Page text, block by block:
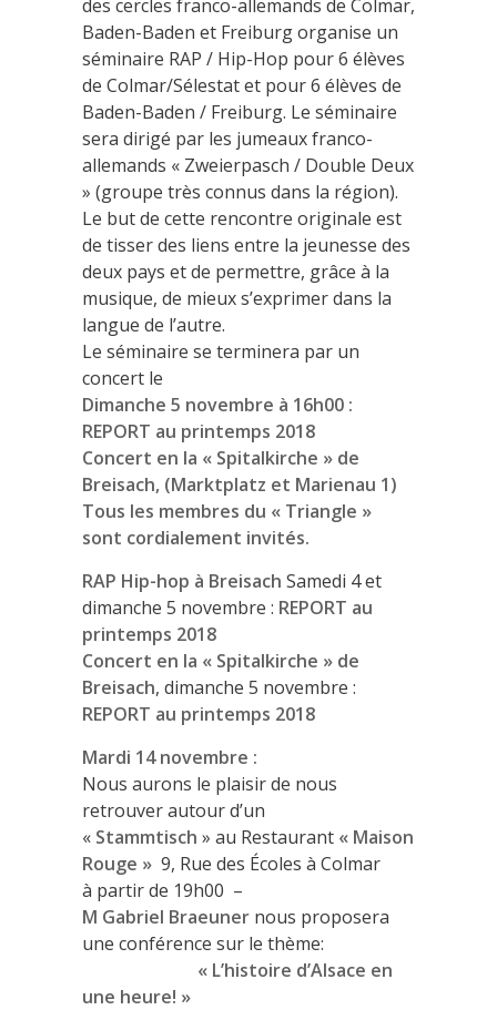
des cercles franco-allemands de Colmar,
Baden-Baden et Freiburg organise un
séminaire RAP / Hip-Hop pour 6 élèves
de Colmar/Sélestat et pour 6 élèves de
Baden-Baden / Freiburg. Le séminaire
sera dirigé par les jumeaux franco-
allemands « Zweierpasch / Double Deux
» (groupe très connus dans la région).
Le but de cette rencontre originale est
de tisser des liens entre la jeunesse des
deux pays et de permettre, grâce à la
musique, de mieux s’exprimer dans la
langue de l’autre.
Le séminaire se terminera par un
concert le
Dimanche 5 novembre à 16h00 :
REPORT au printemps 2018
Concert en la « Spitalkirche » de
Breisach, (Marktplatz et Marienau 1)
Tous les membres du « Triangle »
sont cordialement invités.
RAP Hip-hop à Breisach Samedi 4 et
dimanche 5 novembre : REPORT au
printemps 2018
Concert en la « Spitalkirche » de
Breisach, dimanche 5 novembre :
REPORT au printemps 2018
Mardi 14 novembre :
Nous aurons le plaisir de nous
retrouver autour d’un
« Stammtisch » au Restaurant « Maison
Rouge » 9, Rue des Écoles à Colmar
à partir de 19h00 –
M Gabriel Braeuner nous proposera
une conférence sur le thème:
« L’histoire d’Alsace en
une heure! »